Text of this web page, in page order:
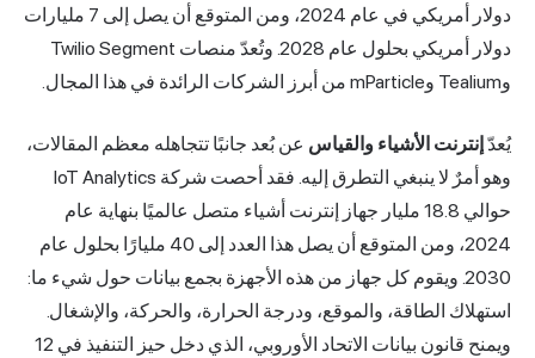
دولار أمريكي في عام 2024، ومن المتوقع أن يصل إلى 7 مليارات
دولار أمريكي بحلول عام 2028. وتُعدّ منصات Twilio Segment
يُعدّإنترنت الأشياء والقياسعن بُعد جانبًا تتجاهله معظم المقالات،
وهو أمرٌ لا ينبغي التطرق إليه. فقد أحصت شركة IoT Analytics
حوالي 18.8 مليار جهاز إنترنت أشياء متصل عالميًا بنهاية عام
2024، ومن المتوقع أن يصل هذا العدد إلى 40 مليارًا بحلول عام
2030. ويقوم كل جهاز من هذه الأجهزة بجمع بيانات حول شيء ما:
استهلاك الطاقة، والموقع، ودرجة الحرارة، والحركة، والإشغال.
ويمنح قانون بيانات الاتحاد الأوروبي، الذي دخل حيز التنفيذ في 12